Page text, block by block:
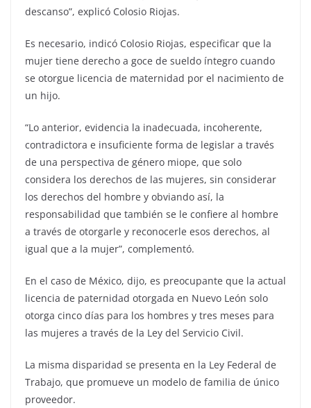
descanso”, explicó Colosio Riojas.
Es necesario, indicó Colosio Riojas, especificar que la
mujer tiene derecho a goce de sueldo íntegro cuando
se otorgue licencia de maternidad por el nacimiento de
un hijo.
“Lo anterior, evidencia la inadecuada, incoherente,
contradictora e insuficiente forma de legislar a través
de una perspectiva de género miope, que solo
considera los derechos de las mujeres, sin considerar
los derechos del hombre y obviando así, la
responsabilidad que también se le confiere al hombre
a través de otorgarle y reconocerle esos derechos, al
igual que a la mujer”, complementó.
En el caso de México, dijo, es preocupante que la actual
licencia de paternidad otorgada en Nuevo León solo
otorga cinco días para los hombres y tres meses para
las mujeres a través de la Ley del Servicio Civil.
La misma disparidad se presenta en la Ley Federal de
Trabajo, que promueve un modelo de familia de único
proveedor.